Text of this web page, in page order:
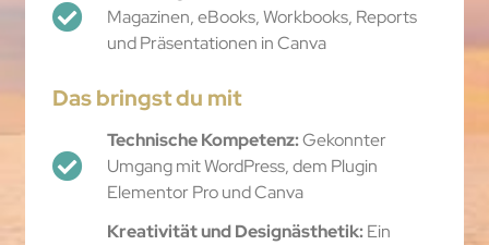
Magazinen, eBooks, Workbooks, Reports
und Präsentationen in Canva
Das bringst du mit
Technische Kompetenz:Gekonnter
Umgang mit WordPress, dem Plugin
Elementor Pro und Canva
Kreativität und Designästhetik:Ein